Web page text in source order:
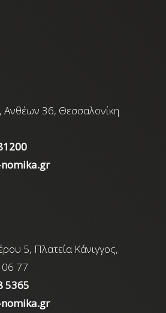
Ανθέων 36, Θεσσαλονίκη
5, Πλατεία Κάνιγγος,
77
5365